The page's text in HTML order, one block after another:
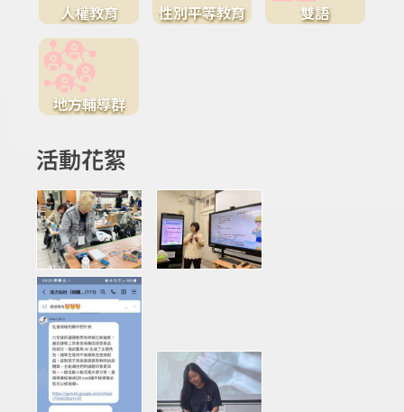
人權教育 性別平等教育 雙語
地方輔導群
活動花絮